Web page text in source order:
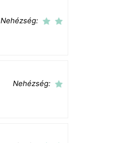
Nehézség:
Nehézség: